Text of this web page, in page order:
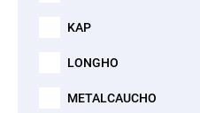
KAP
LONGHO
METALCAUCHO